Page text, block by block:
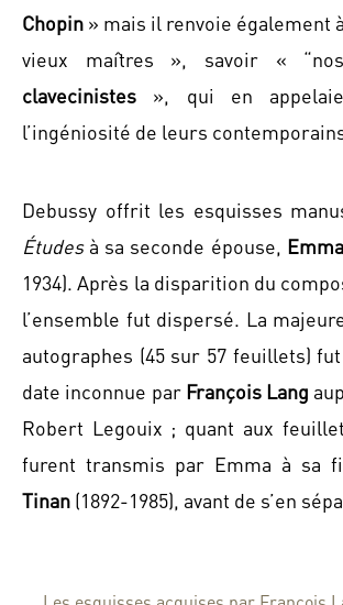
Chopin » mais il renvoie également
vieux maîtres », savoir «
clavecinistes », qui en
l’ingéniosité de leurs
Debussy offrit les esquisses
Étudesà sa seconde épouse,
1934). Après la disparition du
l’ensemble fut dispersé. La
autographes (45 sur 57 feuillets)
date inconnue par François Lang
Robert Legouix ; quant aux
furent transmis par Emma à sa
Tinan (1892-1985), avant de s’en